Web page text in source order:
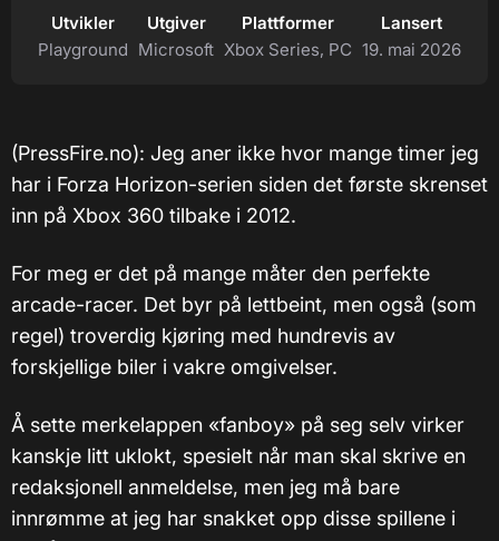
Utvikler
Playground
Utgiver
Microsoft
Plattformer
Xbox Series, PC
Lansert
19. mai 2026
(PressFire.no): Jeg aner ikke hvor mange timer jeg
har i Forza Horizon-serien siden det første skrenset
inn på Xbox 360 tilbake i 2012.
For meg er det på mange måter den perfekte
arcade-racer. Det byr på lettbeint, men også (som
regel) troverdig kjøring med hundrevis av
forskjellige biler i vakre omgivelser.
Å sette merkelappen «fanboy» på seg selv virker
kanskje litt uklokt, spesielt når man skal skrive en
redaksjonell anmeldelse, men jeg må bare
innrømme at jeg har snakket opp disse spillene i